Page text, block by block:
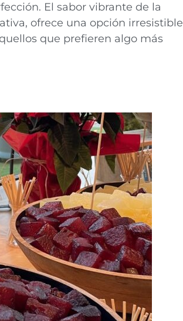
El sabor vibrante de la
ofrece una opción irresistible
que prefieren algo más